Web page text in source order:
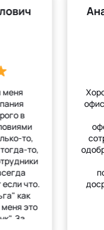
меня
в
то,
то,
что.
как
это
За